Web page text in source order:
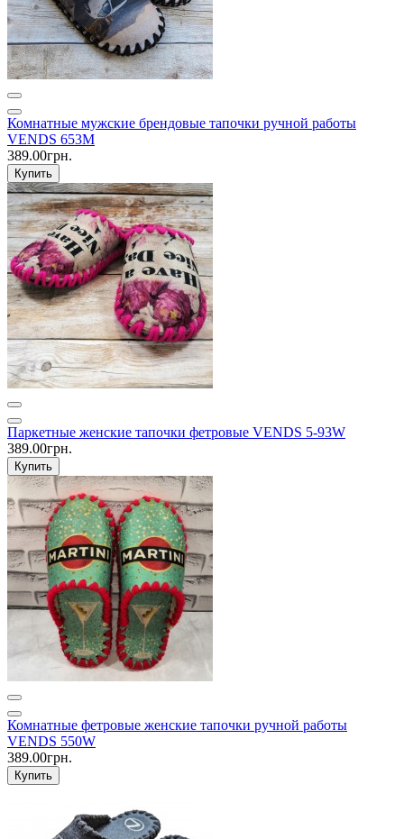
Комнатные мужские брендовые тапочки ручной работы
VENDS 653M
389.00грн.
Купить
Паркетные женские тапочки фетровые VENDS 5-93W
389.00грн.
Купить
Комнатные фетровые женские тапочки ручной работы
VENDS 550W
389.00грн.
Купить